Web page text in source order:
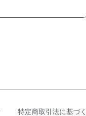
特定商取引法に基づ